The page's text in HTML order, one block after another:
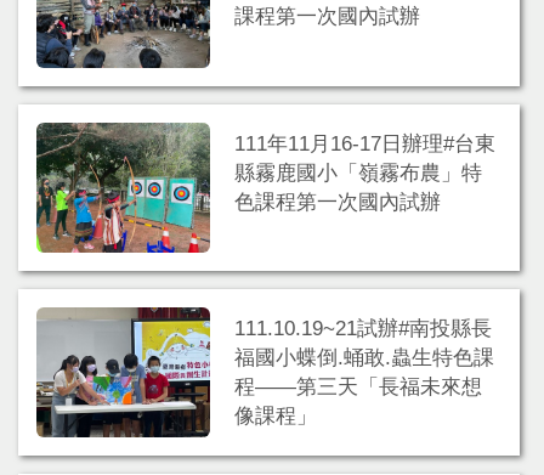
課程第一次國內試辦
111年11月16-17日辦理#台東
縣霧鹿國小「嶺霧布農」特
色課程第一次國內試辦
111.10.19~21試辦#南投縣長
福國小蝶倒.蛹敢.蟲生特色課
程——第三天「長福未來想
像課程」